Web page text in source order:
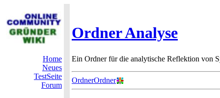
Ordner Analyse
Home
Neues
TestSeite
Forum
Ein Ordner für die analytische Reflektion von
OrdnerOrdner